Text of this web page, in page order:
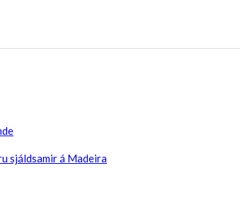
sjáldsamir á Madeira